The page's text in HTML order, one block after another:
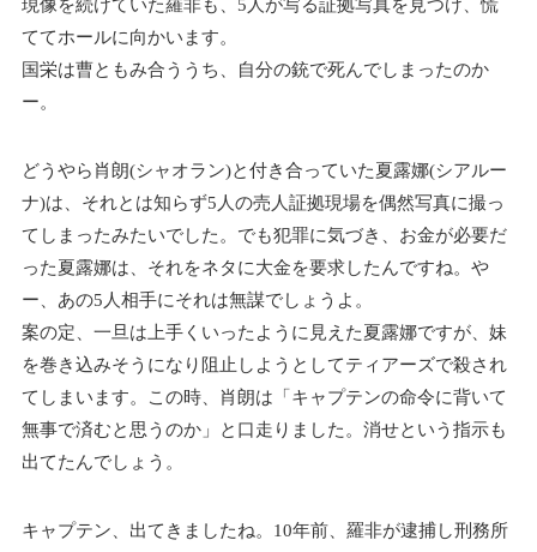
現像を続けていた羅非も、5人が写る証拠写真を見つけ、慌
ててホールに向かいます。
国栄は曹ともみ合ううち、自分の銃で死んでしまったのか
ー。
どうやら肖朗(シャオラン)と付き合っていた夏露娜(シアルー
ナ)は、それとは知らず5人の売人証拠現場を偶然写真に撮っ
てしまったみたいでした。でも犯罪に気づき、お金が必要だ
った夏露娜は、それをネタに大金を要求したんですね。や
ー、あの5人相手にそれは無謀でしょうよ。
案の定、一旦は上手くいったように見えた夏露娜ですが、妹
を巻き込みそうになり阻止しようとしてティアーズで殺され
てしまいます。この時、肖朗は「キャプテンの命令に背いて
無事で済むと思うのか」と口走りました。消せという指示も
出てたんでしょう。
キャプテン、出てきましたね。10年前、羅非が逮捕し刑務所